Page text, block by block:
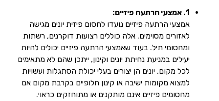
1. אמצעי הרתעה פיזיים:
אמצעי הרתעה פיזיים נועדו לחסום פיזית יונים מגישה
לאזורים מסוימים. אלה כוללים רצועות דוקרנים, רשתות
ומחסומי תיל. בעוד שאמצעי הרתעה פיזיים יכולים להיות
יעילים במניעת נחיתת יונים וקינון, ייתכן שהם לא מתאימים
לכל מקום. יונים הן יצורים בעלי יכולת הסתגלות ועשויות
למצוא מקומות ישיבה או קינון חלופיים בקרבת מקום אם
מחסומים פיזיים אינם מותקנים או מתוחזקים כראוי.